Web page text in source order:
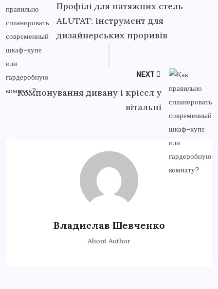
Профілі для натяжних стель
ALUTAT: інструмент для
дизайнерських проривів
NEXT
Компонування дивану і крісел у
вітальні
Владислав Шевченко
About Author